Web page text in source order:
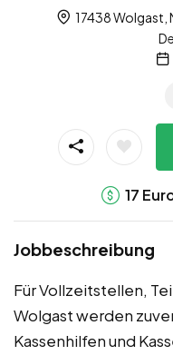
17438 Wolgast,
17
Jobbeschreibung
Für Vollzeitstellen,
Wolgast werden
Kassenhilfen und